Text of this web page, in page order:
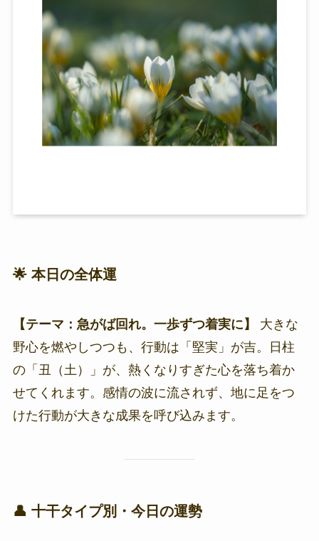
🌟 本日の全体運
【テーマ：急がば回れ。一歩ずつ着実に】
大きな
野心を燃やしつつも、行動は「堅実」が吉。日柱
の「丑（土）」が、熱くなりすぎた心を落ち着か
せてくれます。感情の波に流されず、地に足をつ
けた行動が大きな成果を呼び込みます。
👤 十干タイプ別・今日の運勢